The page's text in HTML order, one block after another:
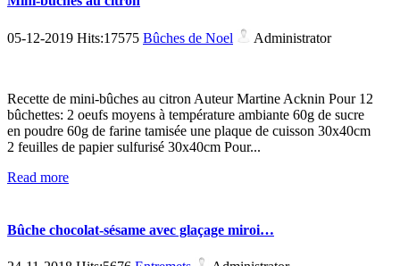
05-12-2019 Hits:17575 Bûches de Noel Administrator
Recette de mini-bûches au citron Auteur Martine Acknin Pour 12
bûchettes: 2 oeufs moyens à température ambiante 60g de sucre
en poudre 60g de farine tamisée une plaque de cuisson 30x40cm
2 feuilles de papier sulfurisé 30x40cm Pour...
Read more
Bûche chocolat-sésame avec glaçage miroi…